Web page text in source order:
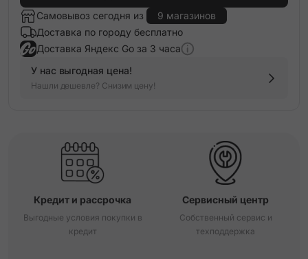
Самовывоз сегодня из
9 магазинов
Доставка по городу бесплатно
Доставка Яндекс Go за 3 часа
У нас выгодная цена!
Нашли дешевле? Снизим цену!
Кредит и рассрочка
Выгодные условия покупки в
кредит
Сервисный центр
Собственный сервис и
техподдержка